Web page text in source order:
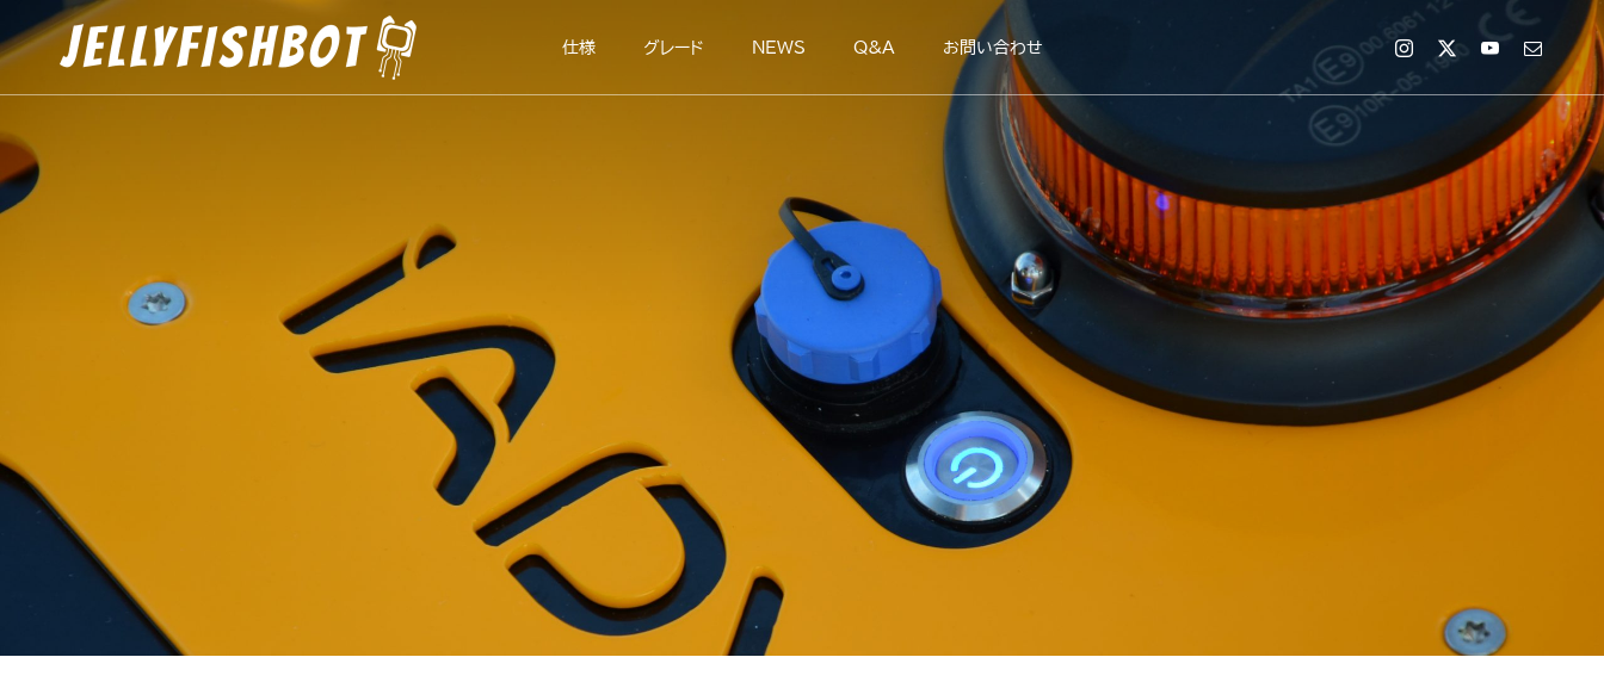
仕様 グレード NEWS Q&A お問い合わせ
NEWS